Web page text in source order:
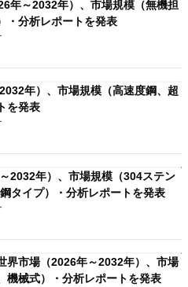
年～2032年）、市場規模（無機担
・分析レポートを発表
年）、市場規模（高速度鋼、超
を発表
2032年）、市場規模（304ステン
タイプ）・分析レポートを発表
界市場（2026年～2032年）、市場
機械式）・分析レポートを発表